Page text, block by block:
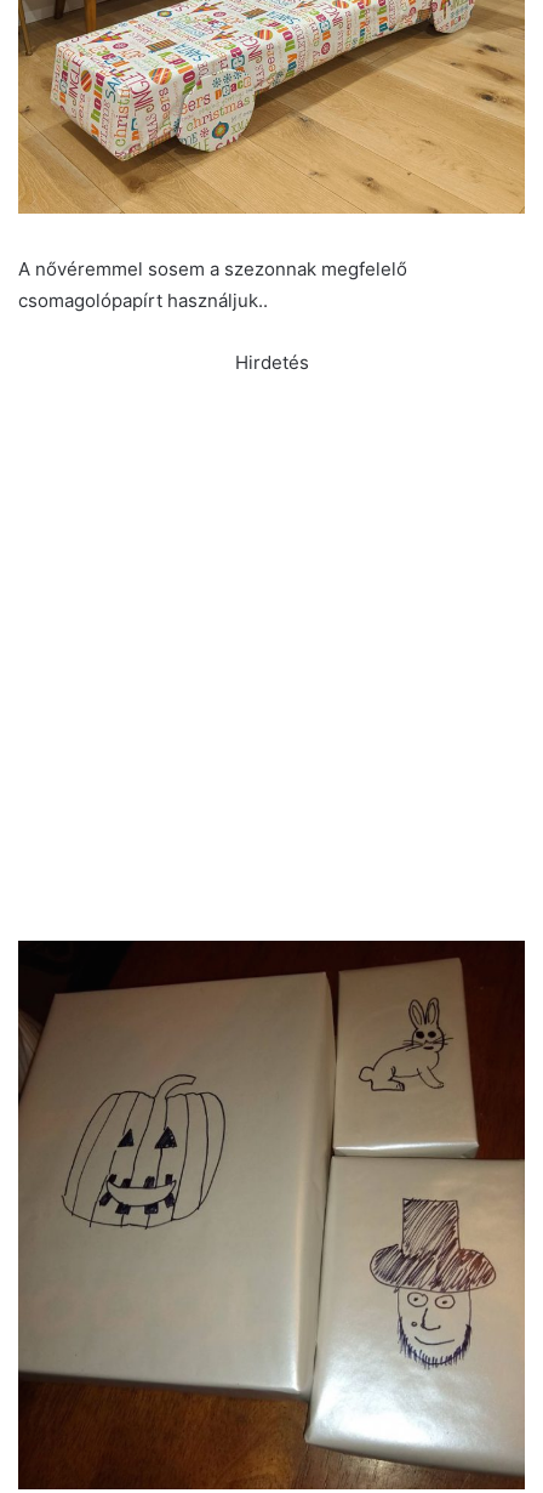
A nővéremmel sosem a szezonnak megfelelő
csomagolópapírt használjuk..
Hirdetés